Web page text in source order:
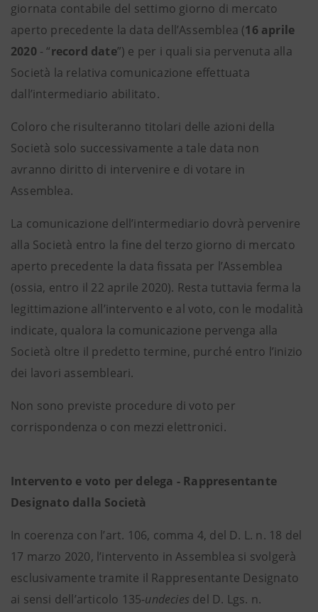
giornata contabile del settimo giorno di mercato
aperto precedente la data dell’Assemblea (16 aprile
2020 - “record date”) e per i quali sia pervenuta alla
Società la relativa comunicazione effettuata
dall’intermediario abilitato.
Coloro che risulteranno titolari delle azioni della
Società solo successivamente a tale data non
avranno diritto di intervenire e di votare in
Assemblea.
La comunicazione dell’intermediario dovrà pervenire
alla Società entro la fine del terzo giorno di mercato
aperto precedente la data fissata per l’Assemblea
(ossia, entro il 22 aprile 2020). Resta tuttavia ferma la
legittimazione all’intervento e al voto, con le modalità
indicate, qualora la comunicazione pervenga alla
Società oltre il predetto termine, purché entro l’inizio
dei lavori assembleari.
Non sono previste procedure di voto per
corrispondenza o con mezzi elettronici.
Intervento e voto per delega - Rappresentante
Designato dalla Società
In coerenza con l’art. 106, comma 4, del D. L. n. 18 del
17 marzo 2020, l’intervento in Assemblea si svolgerà
esclusivamente tramite il Rappresentante Designato
ai sensi dell’articolo 135-undecies del D. Lgs. n.